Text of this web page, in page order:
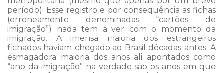
período). Esse registro e por consequência as fichas
(erroneamente denominadas “cartões de
imigração”) nada tem a ver com o momento da
imigração. A imensa maioria dos estrangeiros
fichados haviam chegado ao Brasil décadas antes. A
esmagadora maioria dos anos ali apontados como
“ano da imigração” na verdade são os anos em que